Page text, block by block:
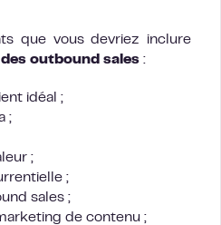
que vous devriez inclure
outbound sales :
idéal ;
;
;
;
sales ;
de contenu ;